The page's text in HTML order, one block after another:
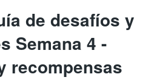
de desafíos y
Semana 4 -
recompensas